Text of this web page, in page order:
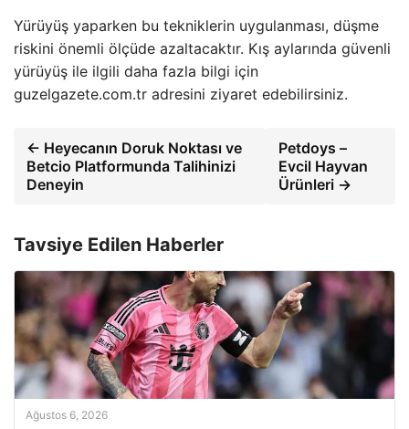
Yürüyüş yaparken bu tekniklerin uygulanması, düşme
riskini önemli ölçüde azaltacaktır. Kış aylarında güvenli
yürüyüş ile ilgili daha fazla bilgi için
guzelgazete.com.tr adresini ziyaret edebilirsiniz.
← Heyecanın Doruk Noktası ve
Betcio Platformunda Talihinizi
Deneyin
Petdoys –
Evcil Hayvan
Ürünleri →
Tavsiye Edilen Haberler
Ağustos 6, 2026